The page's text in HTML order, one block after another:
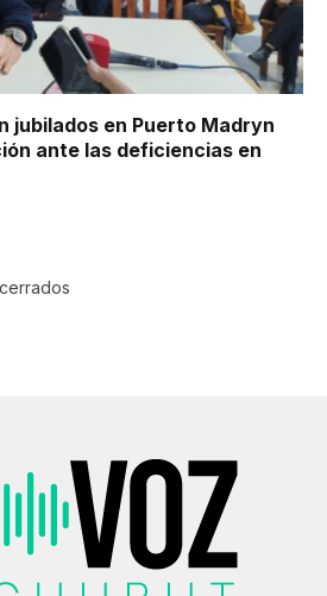
jubilados en Puerto Madryn
ante las deficiencias en